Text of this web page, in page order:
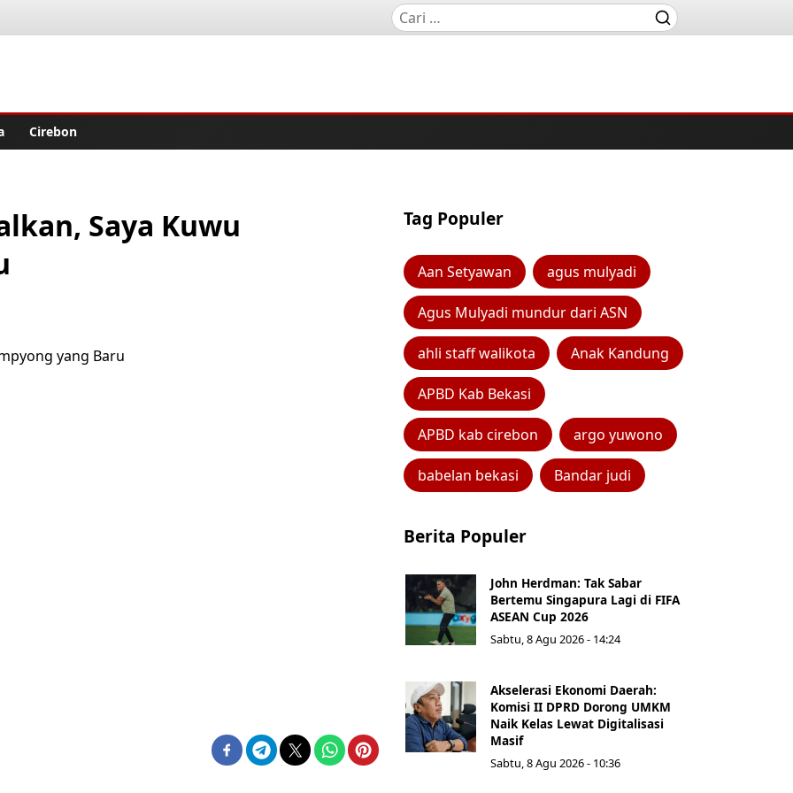
Cirebon
Saya Kuwu
Tag Populer
Aan Setyawan agus mulyadi
Agus Mulyadi mundur dari ASN
ahli staff walikota Anak Kandung
APBD Kab Bekasi
APBD kab cirebon argo yuwono
babelan bekasi Bandar judi
Berita Populer
John Herdman: Tak Sabar
Bertemu Singapura Lagi di FIFA
ASEAN Cup 2026
Sabtu, 8 Agu 2026 - 14:24
Akselerasi Ekonomi Daerah:
Komisi II DPRD Dorong UMKM
Naik Kelas Lewat Digitalisasi
Masif
Sabtu, 8 Agu 2026 - 10:36